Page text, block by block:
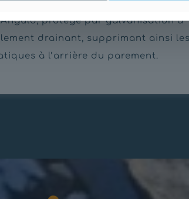
protégé par galvanisation à
drainant, supprimant ainsi les
à l’arrière du parement.